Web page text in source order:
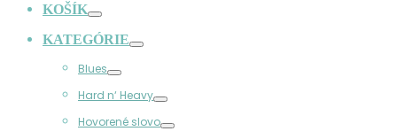
KOŠÍK
KATEGÓRIE
Blues
Hard n‘ Heavy
Hovorené slovo